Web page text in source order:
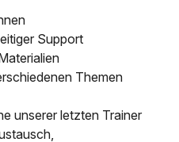
Support
Themen
unserer letzten Trainer